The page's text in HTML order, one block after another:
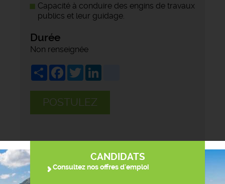
Capacité à conduire des engins de travaux
publics et leur guidage.
Durée
Non renseignée
ShareFacebook
Twitter
POSTULEZ
CANDIDATS
Consultez nos offres d'emploi